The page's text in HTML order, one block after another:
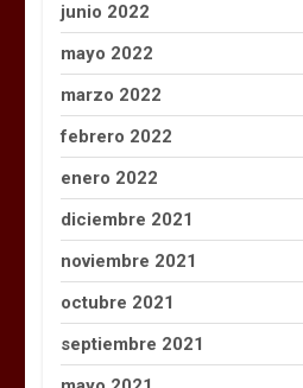
junio 2022
mayo 2022
marzo 2022
febrero 2022
enero 2022
diciembre 2021
noviembre 2021
octubre 2021
septiembre 2021